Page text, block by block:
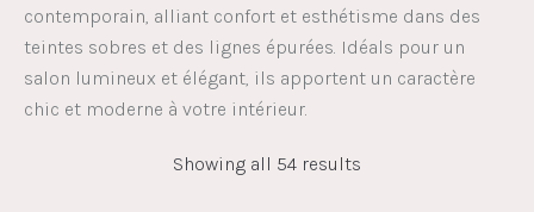
contemporain, alliant confort et esthétisme dans des
teintes sobres et des lignes épurées. Idéals pour un
salon lumineux et élégant, ils apportent un caractère
chic et moderne à votre intérieur.
Showing all 54 results